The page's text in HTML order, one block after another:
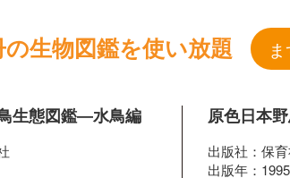
生物図鑑を使い放題
生態図鑑―水鳥編 原色日本
出版社：保
出版年：1995